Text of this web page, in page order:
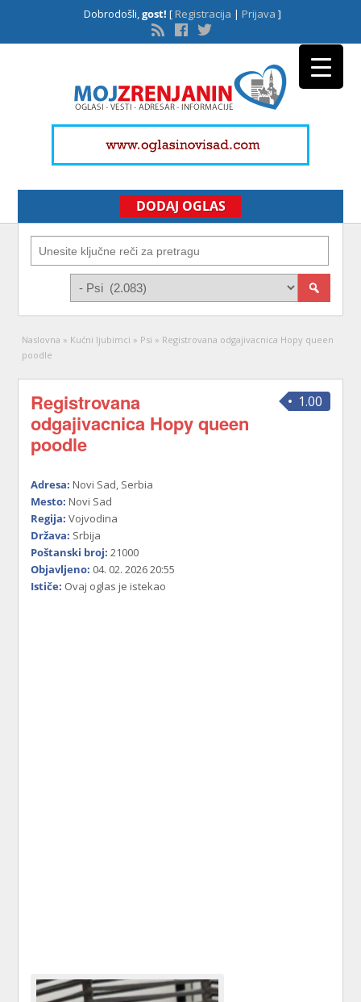
Dobrodošli,gost! [Registracija | Prijava ]
DODAJ OGLAS
Naslovna » Kućni ljubimci » Psi » Registrovana odgajivacnica Hopy queen
poodle
1.00
Registrovana
odgajivacnica Hopy queen
poodle
Adresa: Novi Sad, Serbia
Mesto: Novi Sad
Regija: Vojvodina
Država: Srbija
Poštanski broj: 21000
Objavljeno: 04. 02. 2026 20:55
Ističe: Ovaj oglas je istekao